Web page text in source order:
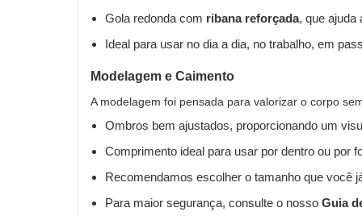
Gola redonda com ribana reforçada, que ajuda
Ideal para usar no dia a dia, no trabalho, em
Modelagem e Caimento
A modelagem foi pensada para valorizar o corpo
Ombros bem ajustados, proporcionando um
Comprimento ideal para usar por dentro ou por
Recomendamos escolher o tamanho que você
Para maior segurança, consulte o nosso Guia